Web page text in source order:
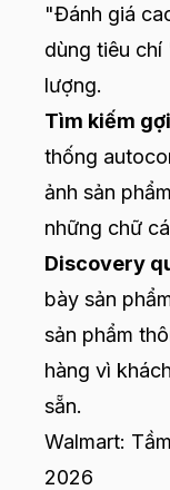
"Đánh giá
dùng tiêu
lượng.
Tìm kiếm
thống
ảnh sản
những chữ
Discovery
bày sản
sản phẩm
hàng vì
sẵn.
Walmart:
2026